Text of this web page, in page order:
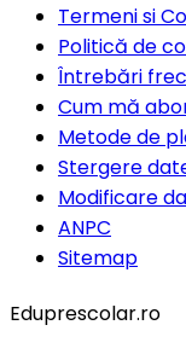
Termeni si
Politică de
Întrebări
Cum mă
Metode de
Stergere
Modificare
ANPC
Sitemap
Eduprescolar.ro